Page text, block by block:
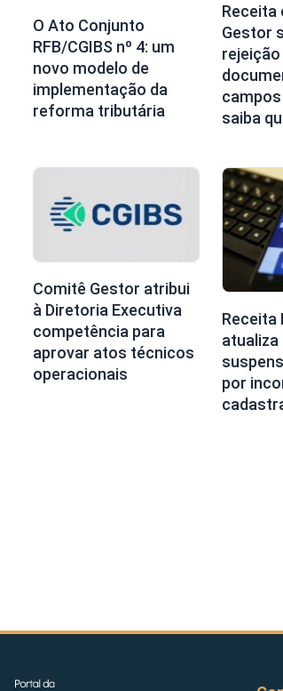
O Ato Conjunto
RFB/CGIBS nº 4: um
novo modelo de
implementação da
reforma tributária
Receita
Gestor
rejeição
campos
saiba
Comitê Gestor atribui
à Diretoria Executiva
competência para
aprovar atos técnicos
operacionais
Receita
atualiza
por